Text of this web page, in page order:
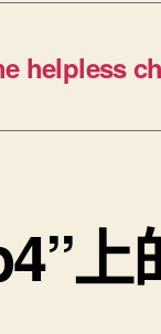
helpless
上